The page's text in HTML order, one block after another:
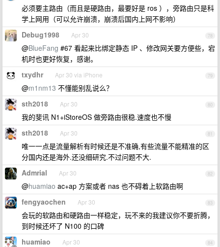
必须要主路由（而且是硬路由，最要好是 ros ），旁路由只是科
学上网用（可以允许崩溃，崩溃后国内上网不影响）
78
Debug1998 Apr 30
@BlueFang #67 看起来比绑定静态 IP 、修改网关要方便些，宕
机时也更好恢复，感谢。
79
txydhr Apr 30 via iPhone
@m1nm13 不懂能别乱说么？
80
sth2018 Apr 30
我的斐讯 N1+iStoreOS 做旁路由很稳.速度也不慢
81
sth2018 Apr 30
唯一一点是流量解析有时候还是不准确,有些流量不能精准的区
分国内还是海外.还没细研究.不过问题不大.
82
Admrial Apr 30
@huamiao ac+ap 方案或者 nas 也不碍着上软路由啊
83
fengyaochen Apr 30
会玩的软路由和硬路由一样稳定，玩不来的我建议你不要折腾，
到时候还坏了 N100 的口碑
84
huamiao Apr 30